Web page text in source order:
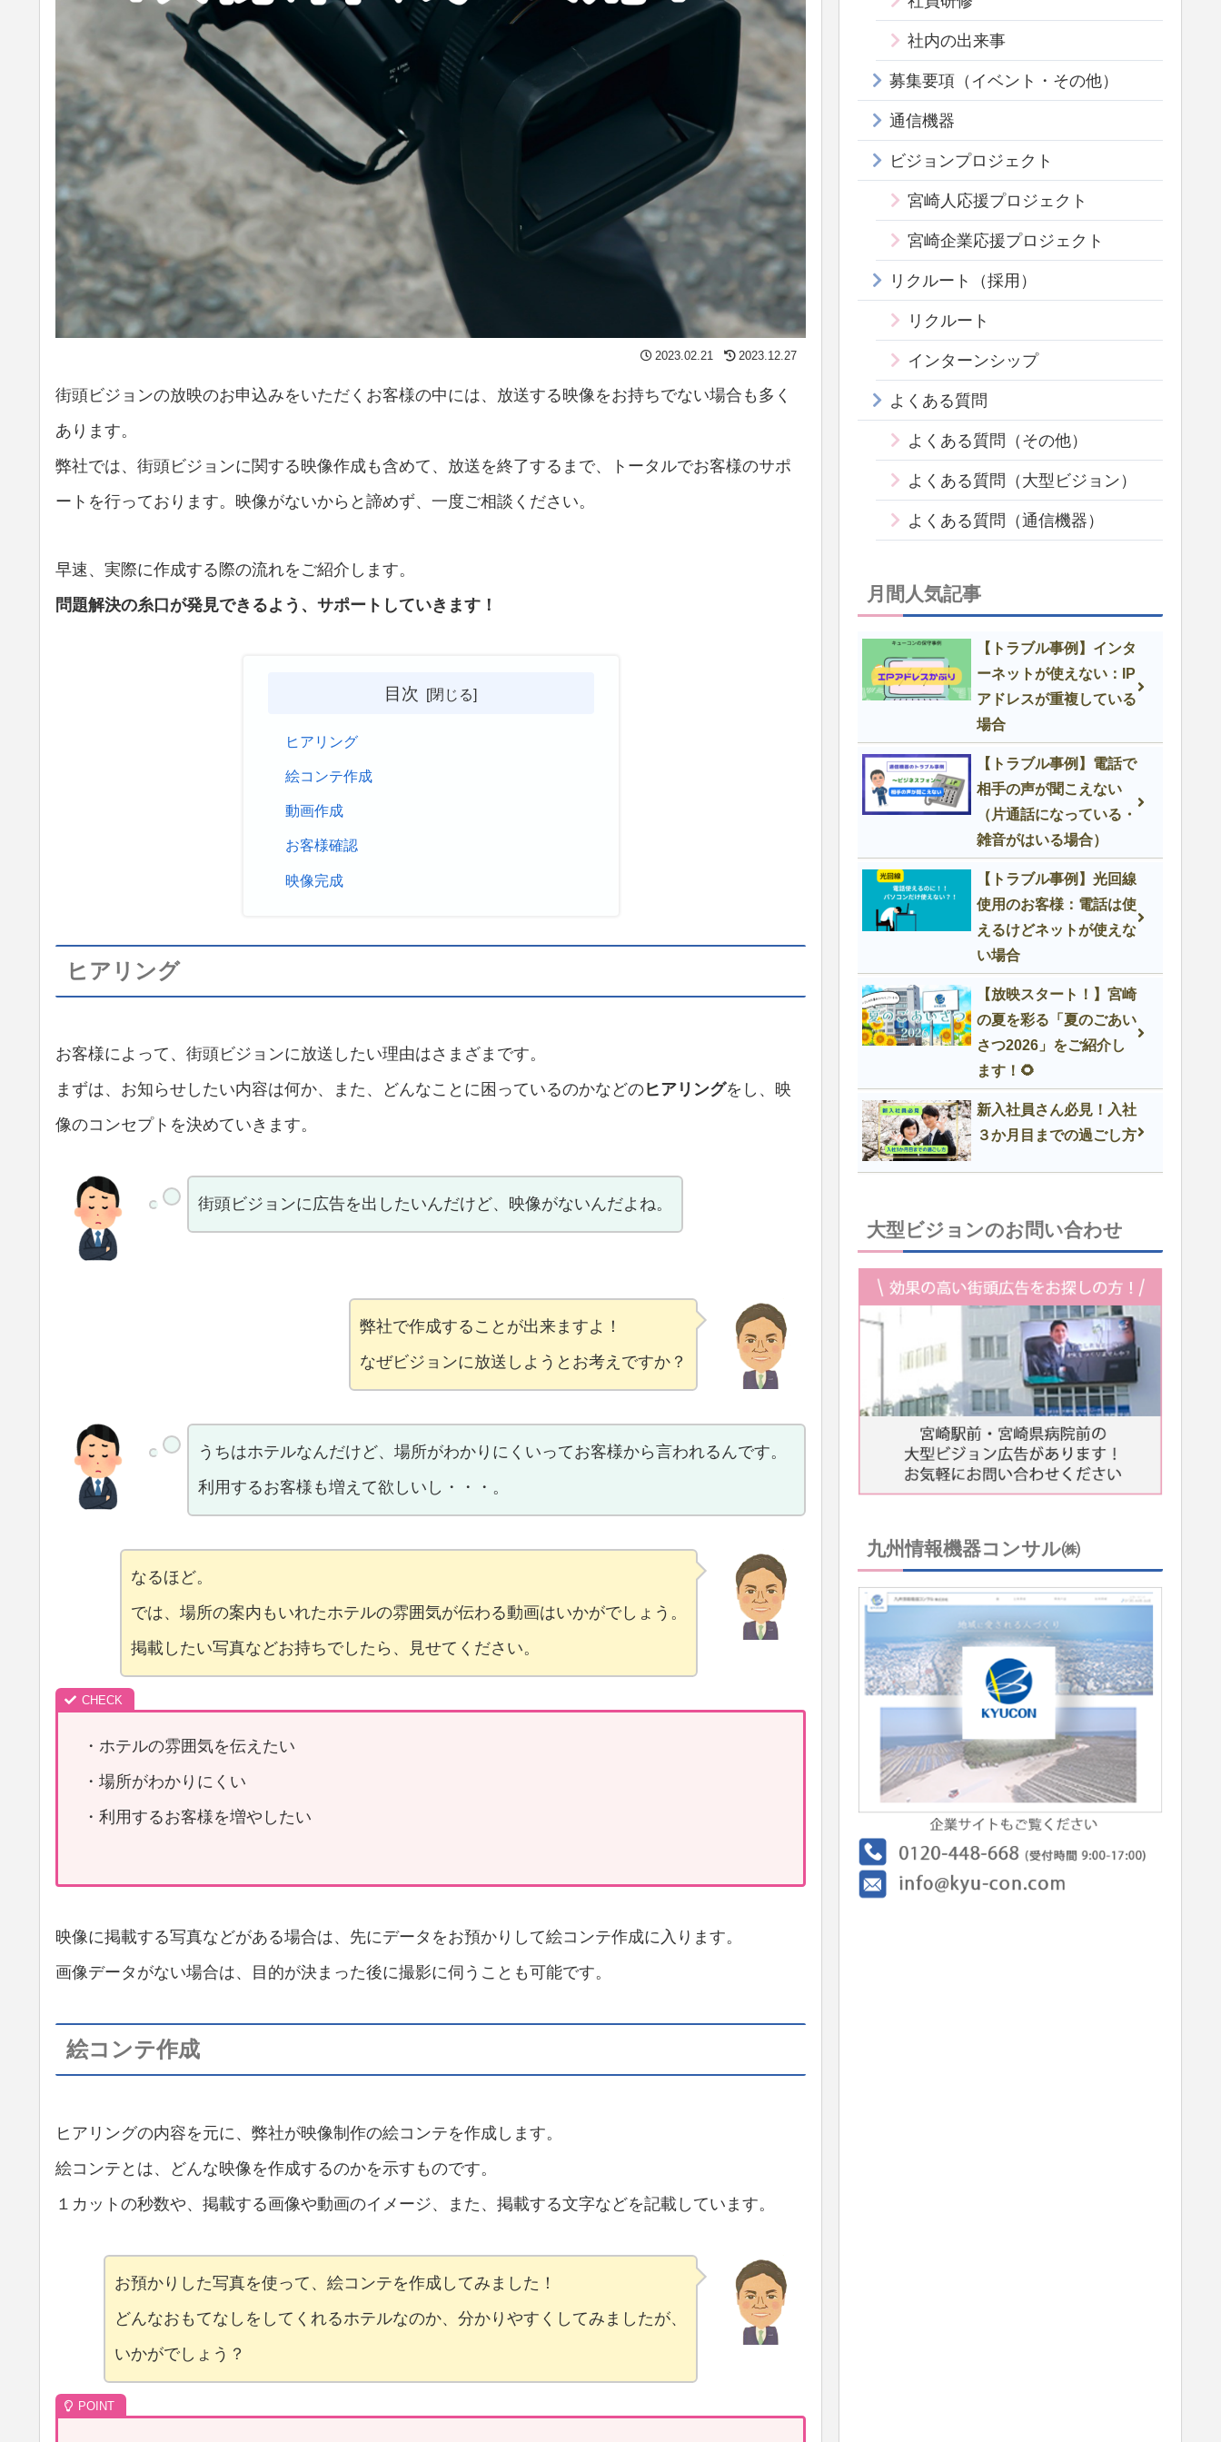
2023.02.21 2023.12.27
街頭ビジョンの放映のお申込みをいただくお客様の中には、放送する映像をお持ちでない場合も多く
あります。
弊社では、街頭ビジョンに関する映像作成も含めて、放送を終了するまで、トータルでお客様のサポ
ートを行っております。映像がないからと諦めず、一度ご相談ください。
早速、実際に作成する際の流れをご紹介します。
問題解決の糸口が発見できるよう、サポートしていきます！
目次
ヒアリング
絵コンテ作成
動画作成
お客様確認
映像完成
ヒアリング
お客様によって、街頭ビジョンに放送したい理由はさまざまです。
まずは、お知らせしたい内容は何か、また、どんなことに困っているのかなどのヒアリングをし、映
像のコンセプトを決めていきます。
街頭ビジョンに広告を出したいんだけど、映像がないんだよね。
弊社で作成することが出来ますよ！
なぜビジョンに放送しようとお考えですか？
うちはホテルなんだけど、場所がわかりにくいってお客様から言われるんです。
利用するお客様も増えて欲しいし・・・。
なるほど。
では、場所の案内もいれたホテルの雰囲気が伝わる動画はいかがでしょう。
掲載したい写真などお持ちでしたら、見せてください。
・ホテルの雰囲気を伝えたい
・場所がわかりにくい
・利用するお客様を増やしたい
映像に掲載する写真などがある場合は、先にデータをお預かりして絵コンテ作成に入ります。
画像データがない場合は、目的が決まった後に撮影に伺うことも可能です。
絵コンテ作成
ヒアリングの内容を元に、弊社が映像制作の絵コンテを作成します。
絵コンテとは、どんな映像を作成するのかを示すものです。
１カットの秒数や、掲載する画像や動画のイメージ、また、掲載する文字などを記載しています。
お預かりした写真を使って、絵コンテを作成してみました！
どんなおもてなしをしてくれるホテルなのか、分かりやすくしてみましたが、
いかがでしょう？
社内の出来事
募集要項（イベント・その他）
通信機器
ビジョンプロジェクト
宮崎人応援プロジェクト
宮崎企業応援プロジェクト
リクルート（採用）
リクルート
インターンシップ
よくある質問
よくある質問（その他）
よくある質問（大型ビジョン）
よくある質問（通信機器）
月間人気記事
【トラブル事例】インタ
ーネットが使えない：IP
アドレスが重複している
場合
【トラブル事例】電話で
相手の声が聞こえない
（片通話になっている・
雑音がはいる場合）
【トラブル事例】光回線
使用のお客様：電話は使
えるけどネットが使えな
い場合
【放映スタート！】宮崎
の夏を彩る「夏のごあい
さつ2026」をご紹介し
ます！🌻
新入社員さん必見！入社
３か月目までの過ごし方
大型ビジョンのお問い合わせ
九州情報機器コンサル㈱